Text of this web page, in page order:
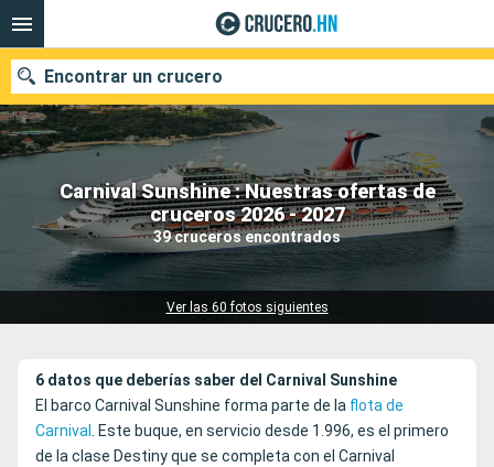
Carnival Sunshine : Nuestras ofertas de
cruceros 2026 - 2027
39 cruceros encontrados
Ver las 60 fotos siguientes
Encontrar un crucero
Nuestros destinos
Fecha de salida
6 datos que deberías saber del Carnival Sunshine
El barco Carnival Sunshine forma parte de la flota de
Carnival. Este buque, en servicio desde 1.996, es el primero
de la clase Destiny que se completa con el Carnival